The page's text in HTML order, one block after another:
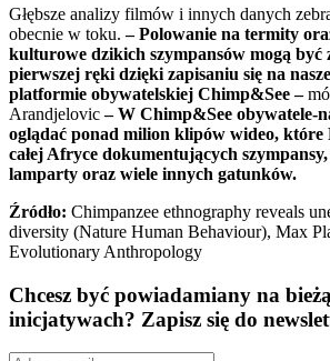
Głębsze analizy filmów i innych danych
obecnie w toku.– Polowanie na termity
kulturowe dzikich szympansów mogą być
pierwszej ręki dzięki zapisaniu się na
platformie obywatelskiej Chimp&See –
Arandjelovic– W Chimp&See obywatele-
oglądać ponad milion klipów wideo, które
całej Afryce dokumentujących szympansy,
lamparty oraz wiele innych gatunków.
Źródło: Chimpanzee ethnography reveals
diversity (Nature Human Behaviour), Max
Evolutionary Anthropology
Chcesz być powiadamiany na
inicjatywach? Zapisz się do